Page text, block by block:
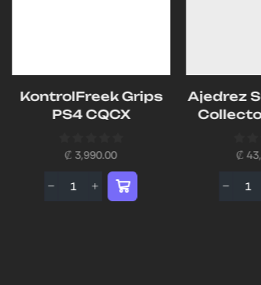
KontrolFreek Grips
PS4 CQCX
₡ 3,990.00
Ajedrez
₡